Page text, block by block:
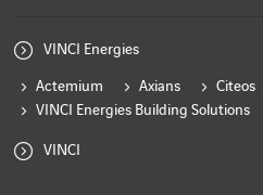
VINCI Energies
Actemium Axians Citeos
VINCI Energies Building Solutions
VINCI